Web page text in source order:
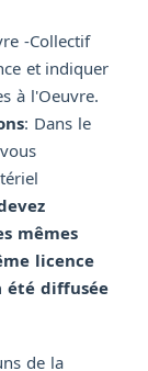
-Collectif
et indiquer
à l'Oeuvre.
: Dans le
mêmes
licence
été diffusée
de la